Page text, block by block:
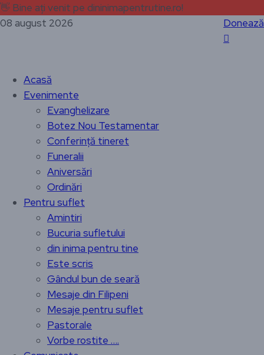
👋 Bine ați venit pe dininimapentrutine.ro!
08 august 2026
Donează
Acasă
Evenimente
Evanghelizare
Botez Nou Testamentar
Conferință tineret
Funeralii
Aniversări
Ordinări
Pentru suflet
Amintiri
Bucuria sufletului
din inima pentru tine
Este scris
Gândul bun de seară
Mesaje din Filipeni
Mesaje pentru suflet
Pastorale
Vorbe rostite ….